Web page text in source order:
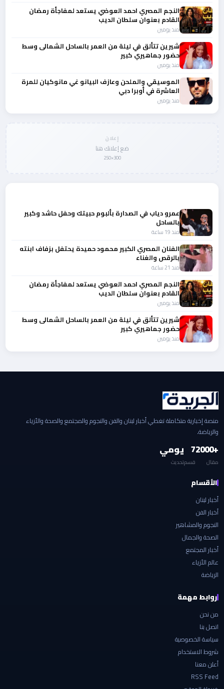
النجم المصري احمد العوضي يستعد لمفاجأة رمضان
القادم بعنوان سلطان الديب
منذ يومين
شيرين تتألق في ليلة من العمر بالساحل الشمالى وسط
حضور جماهيري كبير
منذ يومين
الموسيقي والملحن وعازف البيانو غي مانوكيان للمرة
العاشرة في أوبرا دبي
منذ يومين
إعلان
ضع إعلانك هنا
300×250
عمرو دياب في الصدارة بألبوم حبيتك وحفل حاشد وكبير
بالساحل
منذ 19 ساعة
الفنان المصري الكبير محمود حميدة يحتفل بزفاف ابنته
بالرقص والغناء
منذ 21 ساعة
النجم المصري احمد العوضي يستعد لمفاجأة رمضان
القادم بعنوان سلطان الديب
منذ يومين
شيرين تتألق في ليلة من العمر بالساحل الشمالى وسط
حضور جماهيري كبير
منذ يومين
منصة إخبارية متكاملة تغطي أخبار لبنان والفن والنجوم والمجتمع والصحة والأزياء
والرياضة.
+2000
مقال
7
قسم
يومي
تحديث
الأقسام
أخبار لبنان
أخبار الفن
النجوم والمشاهير
الصحة والجمال
أخبار المجتمع
عالم الأزياء
الرياضة
روابط مهمة
من نحن
اتصل بنا
سياسة الخصوصية
شروط الاستخدام
أعلن معنا
RSS Feed